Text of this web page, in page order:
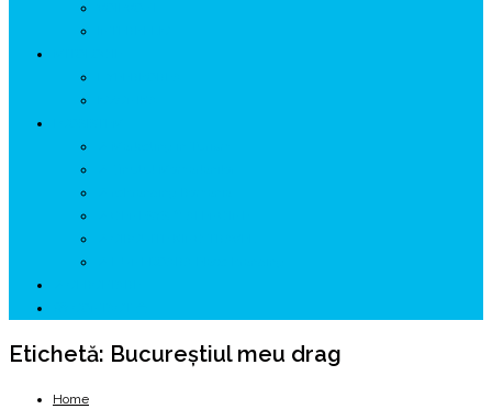
Etichetă: Bucureștiul meu drag
Home